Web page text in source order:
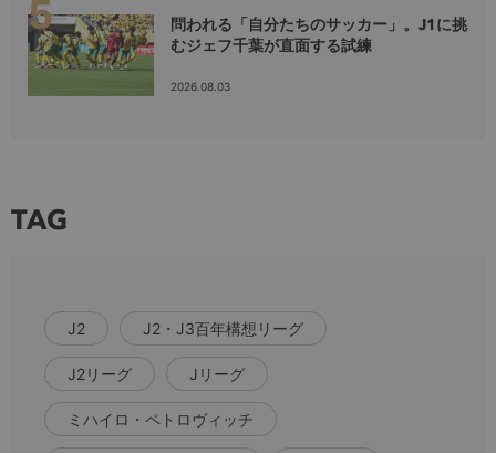
問われる「自分たちのサッカー」。J1に挑
むジェフ千葉が直面する試練
2026.08.03
TAG
J2 J2・J3百年構想リーグ
J2リーグ Jリーグ
ミハイロ・ペトロヴィッチ